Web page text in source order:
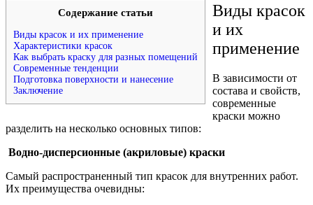
Содержание статьи
Виды красок и их применение
Характеристики красок
Как выбрать краску для разных помещений
Современные тенденции
Подготовка поверхности и нанесение
Заключение
Виды красок
и их
применение
В зависимости от
состава и свойств,
современные
краски можно
разделить на несколько основных типов:
Водно-дисперсионные (акриловые) краски
Самый распространенный тип красок для внутренних работ.
Их преимущества очевидны: